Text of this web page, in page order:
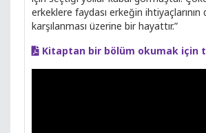
erkeklere faydası erkeğin
karşılanması üzerine bir hayattır.”
Kitaptan bir bölüm okumak için